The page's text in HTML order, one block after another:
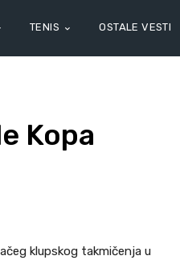
TENIS OSTALE VESTI
Kopa
klupskog takmičenja u